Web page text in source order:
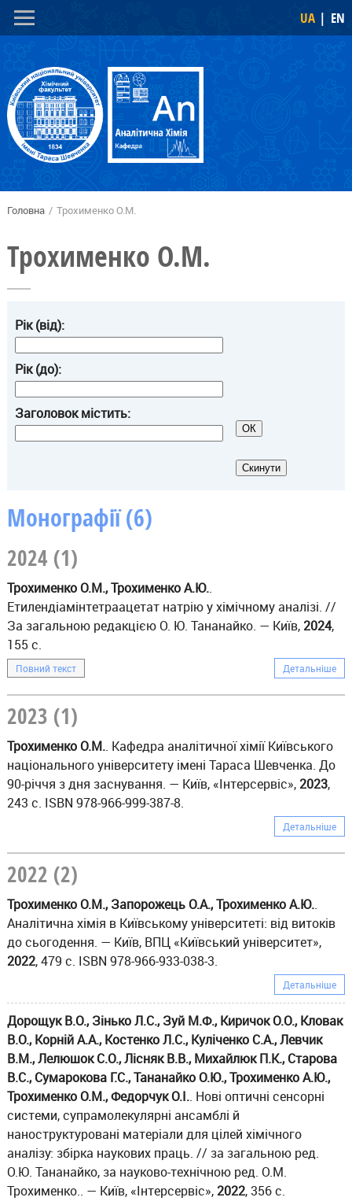
Перейти
до
вмісту
Skip to
navigation
UA EN
Головна / Трохименко О.М.
Трохименко О.М.
Рік (від):
Рік (до):
Заголовок містить:
Монографії (6)
2024 (1)
Трохименко О.М., Трохименко А.Ю..
Етилендіамінтетраацетат натрію у хімічному аналізі. //
За загальною редакцією О. Ю. Тананайко. — Київ, 2024,
155 с.
Повний текст Детальніше
2023 (1)
Трохименко О.М.. Кафедра аналітичної хімії Київського
національного університету імені Тараса Шевченка. До
90-річчя з дня заснування. — Київ, «Інтерсервіс», 2023,
243 с. ISBN 978-966-999-387-8.
Детальніше
2022 (2)
Трохименко О.М., Запорожець О.А., Трохименко А.Ю..
Аналітична хімія в Київському університеті: від витоків
до сьогодення. — Київ, ВПЦ «Київський університет»,
2022, 479 с. ISBN 978-966-933-038-3.
Детальніше
Дорощук В.О., Зінько Л.С., Зуй М.Ф., Киричок О.О., Кловак
В.О., Корній А.А., Костенко Л.С., Куліченко С.А., Левчик
В.М., Лелюшок С.О., Лісняк В.В., Михайлюк П.К., Старова
В.С., Сумарокова Г.С., Тананайко О.Ю., Трохименко А.Ю.,
Трохименко О.М., Федорчук О.І.. Нові оптичні сенсорні
системи, супрамолекулярні ансамблі й
наноструктуровані матеріали для цілей хімічного
аналізу: збірка наукових праць. // за загальною ред.
О.Ю. Тананайко, за науково-технічною ред. О.М.
Трохименко.. — Київ, «Інтерсервіс», 2022, 356 с.